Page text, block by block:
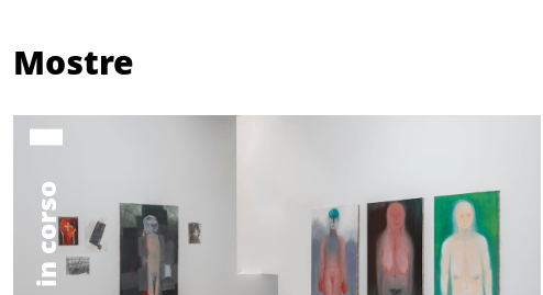
Mostre
in corso